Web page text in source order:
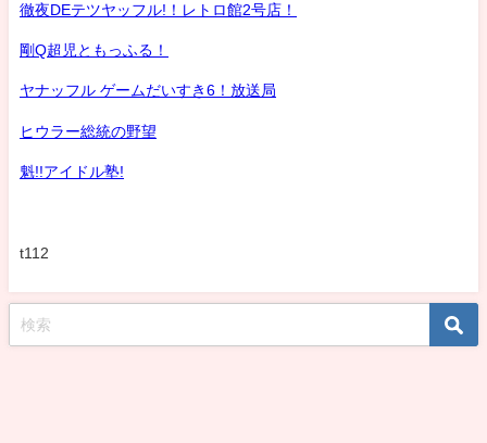
徹夜DEテツヤッフル!！レトロ館2号店！
剛Q超児ともっふる！
ヤナッフル ゲームだいすき6！放送局
ヒウラー総統の野望
魁!!アイドル塾!
t112